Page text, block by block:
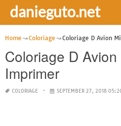
danieguto.net
Home Coloriage Coloriage D Avion
Coloriage D
Imprimer
COLORIAGE SEPTEMBER 27, 2018